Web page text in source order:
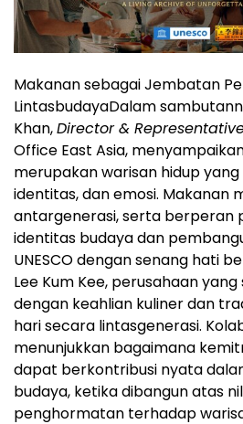
Makanan sebagai Jembatan
LintasbudayaDalam
Khan,Director &
Office East Asia,
merupakan warisan hidup
identitas, dan emosi. Makanan
antargenerasi, serta berperan
identitas budaya dan
UNESCO dengan senang hati
Lee Kum Kee, perusahaan
dengan keahlian kuliner dan
hari secara lintasgenerasi.
menunjukkan bagaimana
dapat berkontribusi nyata
budaya, ketika dibangun atas
penghormatan terhadap